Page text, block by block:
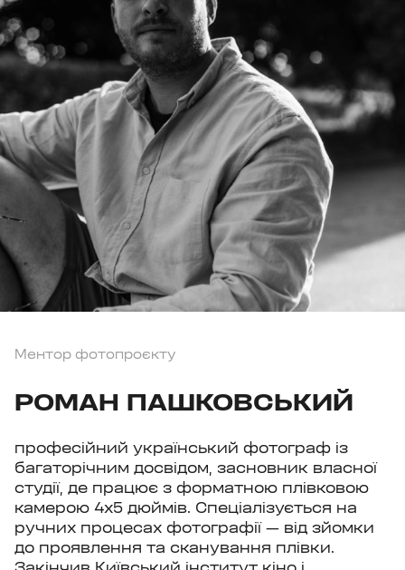
Ментор фотопроєкту
РОМАН ПАШКОВСЬКИЙ
професійний український фотограф із
багаторічним досвідом, засновник власної
студії, де працює з форматною плівковою
камерою 4х5 дюймів. Спеціалізується на
ручних процесах фотографії — від зйомки
до проявлення та сканування плівки.